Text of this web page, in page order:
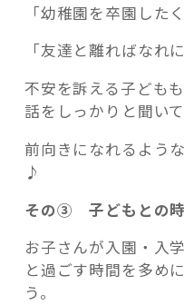
「幼稚園を卒園した
「友達と離ればなれ
不安を訴える子ども
話をしっかりと聞い
前向きになれるよう
♪
その③ 子どもとの時
お子さんが入園・入
と過ごす時間を多め
う。